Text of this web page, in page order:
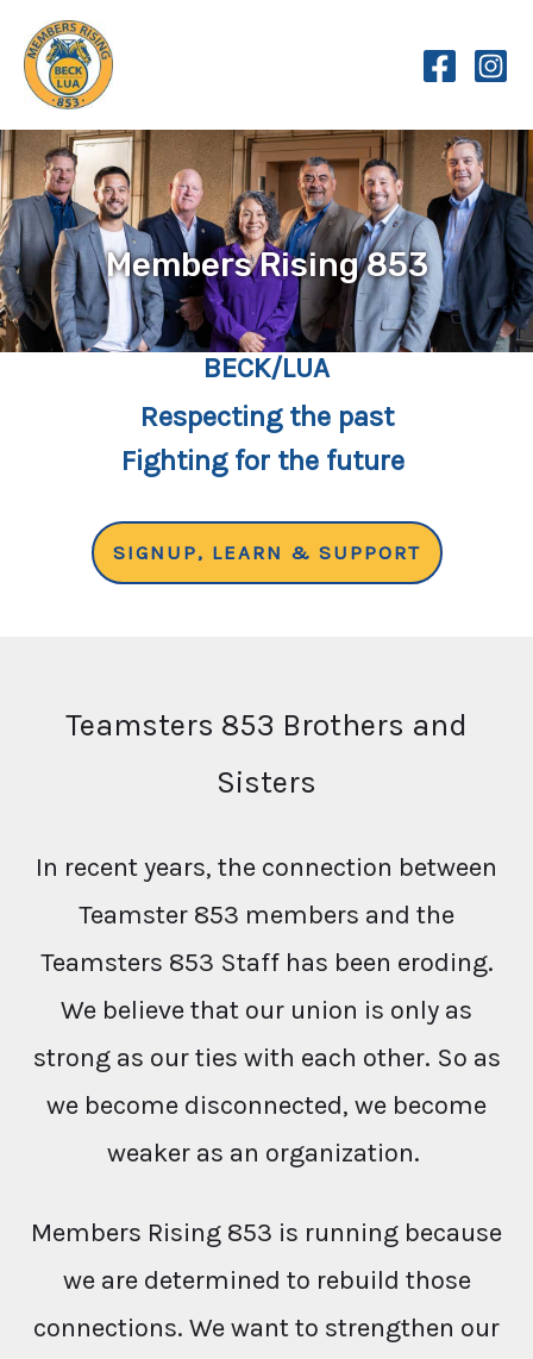
content
Members Rising 853
BECK/LUA
Respecting the past
Fighting for the future
SIGNUP, LEARN & SUPPORT
Teamsters 853 Brothers and
Sisters
In recent years, the connection between
Teamster 853 members and the
Teamsters 853 Staff has been eroding.
We believe that our union is only as
strong as our ties with each other. So as
we become disconnected, we become
weaker as an organization.
Members Rising 853 is running because
we are determined to rebuild those
connections. We want to strengthen our